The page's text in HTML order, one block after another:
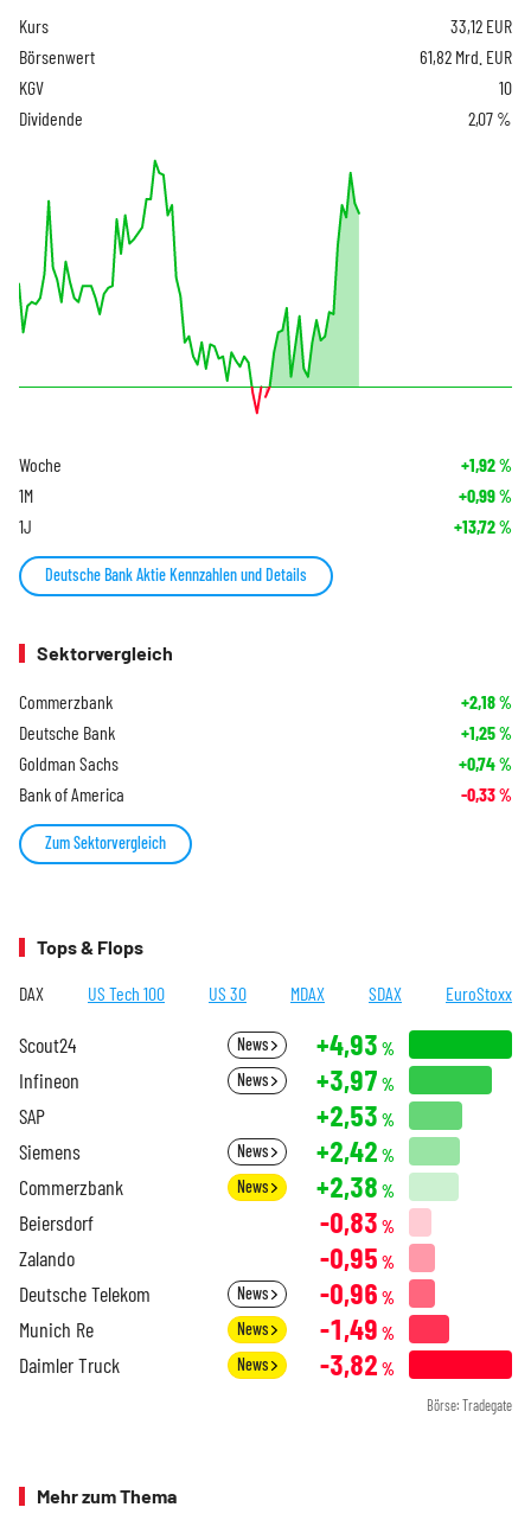
Kurs 33,12 EUR
Börsenwert
61,82 Mrd. EUR
KGV
10
Dividende
2,07 %
Woche +1,92%
1M +0,99%
1J +13,72%
Deutsche Bank Aktie Kennzahlen und Details
Sektorvergleich
Commerzbank +2,18%
Deutsche Bank +1,25%
Goldman Sachs +0,74%
Bank of America -0,33%
Zum Sektorvergleich
Tops & Flops
DAX US Tech 100 US 30 MDAX SDAX EuroStoxx
Scout24 News +4,93 %
Infineon News +3,97 %
SAP +2,53 %
Siemens News +2,42 %
Commerzbank News +2,38 %
Beiersdorf -0,83 %
Zalando -0,95 %
Deutsche Telekom News -0,96 %
Munich Re News -1,49 %
Daimler Truck News -3,82 %
Börse: Tradegate
Mehr zum Thema